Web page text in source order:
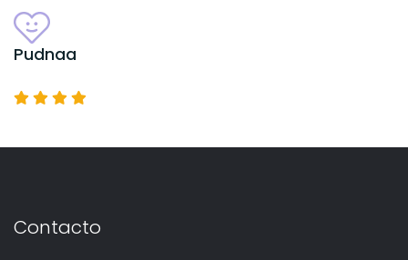
Pudnaa
Contacto